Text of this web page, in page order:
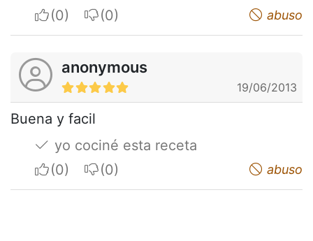
I apreciateI do not appreciate abuso
anonymous
19/06/2013
Buena y facil
yo cociné esta receta
I apreciateI do not appreciate abuso